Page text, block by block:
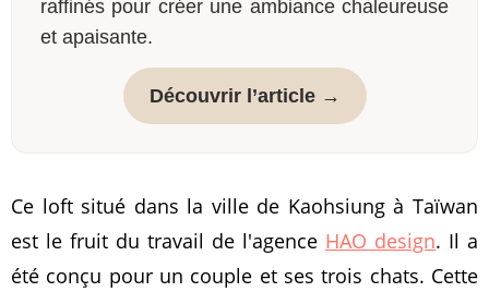
raffinés pour créer une ambiance chaleureuse
et apaisante.
Découvrir l’article →
Ce loft situé dans la ville de Kaohsiung à Taïwan
est le fruit du travail de l'agence HAO design. Il a
été conçu pour un couple et ses trois chats. Cette